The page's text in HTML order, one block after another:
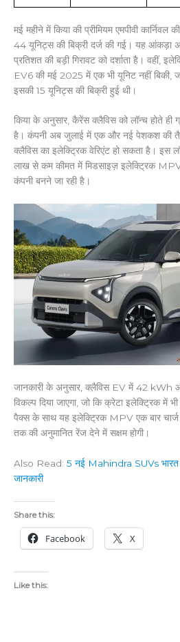
मई महीने में किया की प्रीमियम एमपीवी कार्निवल
44 यूनिट्स की बिक्री दर्ज की गई। यह आंकड़ा
प्रतिशत की बड़ी गिरावट को दर्शाता है। वहीं,
EV6 की मई 2025 में एक भी यूनिट नहीं बिकी,
इसकी 15 यूनिट्स की बिक्री हुई थी।
किया के अनुसार, कैरेंस क्लैविस को लॉन्च होते ही
है। कंपनी अब जुलाई में एक और नई पेशकश की
क्लैविस का इलेक्ट्रिक वेरिएंट हो सकता है। इस
लाख से कम कीमत में मिडसाइज़ इलेक्ट्रिक MPV
कंपनी बनने जा रही है।
जानकारी के अनुसार, क्लैविस EV में 42 kWh
विकल्प दिया जाएगा, जो कि क्रेटा इलेक्ट्रिक में
पैक्स के साथ यह इलेक्ट्रिक MPV एक बार
तक की अनुमानित रेंज देने में सक्षम होगी।
Also Read: 5 नई Mahindra SUVs भारत
जानकारी
Share this:
Facebook X
Like this: